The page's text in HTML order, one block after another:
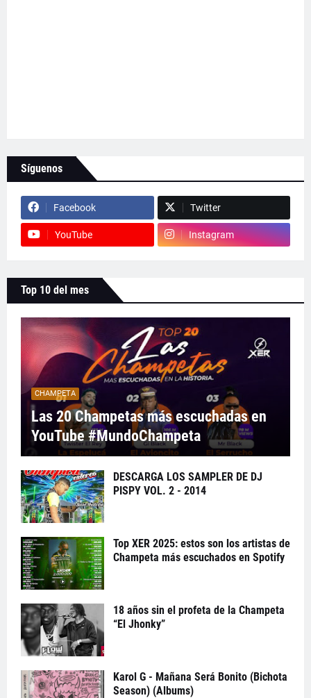
Síguenos
Facebook Twitter
YouTube Instagram
Top 10 del mes
CHAMPETA
Las 20 Champetas más escuchadas en
YouTube #MundoChampeta
DESCARGA LOS SAMPLER DE DJ
PISPY VOL. 2 - 2014
Top XER 2025: estos son los artistas de
Champeta más escuchados en Spotify
18 años sin el profeta de la Champeta
“El Jhonky”
Karol G - Mañana Será Bonito (Bichota
Season) (Albums)